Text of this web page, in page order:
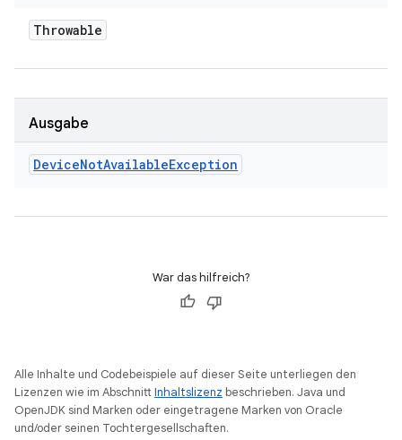
Throwable
Ausgabe
DeviceNotAvailableException
War das hilfreich?
Alle Inhalte und Codebeispiele auf dieser Seite unterliegen den
Lizenzen wie im AbschnittInhaltslizenz beschrieben. Java und
OpenJDK sind Marken oder eingetragene Marken von Oracle
und/oder seinen Tochtergesellschaften.